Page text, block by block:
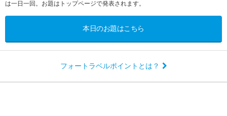
は一日一回。お題はトップページで発表されます。
本日のお題はこちら
フォートラベルポイントとは？